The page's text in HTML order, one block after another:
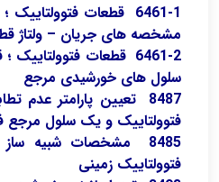
6461-1 قطعات
مشخصه های جریان – ولتاژ
6461-2 قطعات
سلول های خورشیدی مرجع
8487 تعیین پارامتر
فتوولتاییک و یک سلول مرجع
8485 مشخصات شبیه
فتوولتاییک زمینی